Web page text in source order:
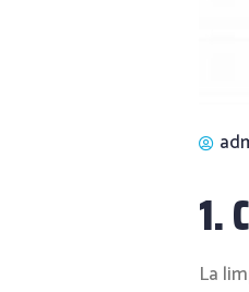
1.
La